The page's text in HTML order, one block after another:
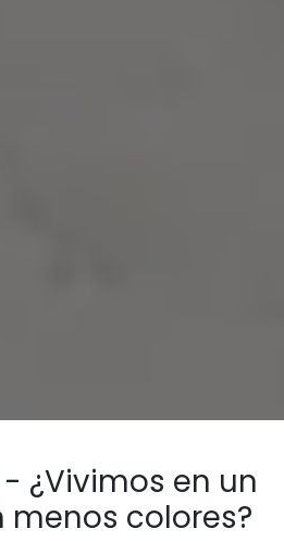
- ¿Vivimos en un
colores?